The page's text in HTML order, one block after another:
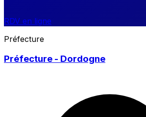
RDV en ligne
Préfecture
Préfecture - Dordogne